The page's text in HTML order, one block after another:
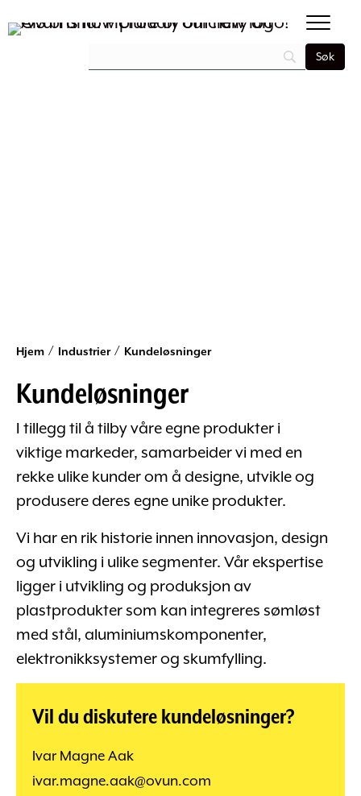
Hjem / Industrier / Kundeløsninger
Kundeløsninger
I tillegg til å tilby våre egne produkter i
viktige markeder, samarbeider vi med en
rekke ulike kunder om å designe, utvikle og
produsere deres egne unike produkter.
Vi har en rik historie innen innovasjon, design
og utvikling i ulike segmenter. Vår ekspertise
ligger i utvikling og produksjon av
plastprodukter som kan integreres sømløst
med stål, aluminiumskomponenter,
elektronikksystemer og skumfylling.
Vil du diskutere kundeløsninger?
Ivar Magne Aak
ivar.magne.aak@ovun.com